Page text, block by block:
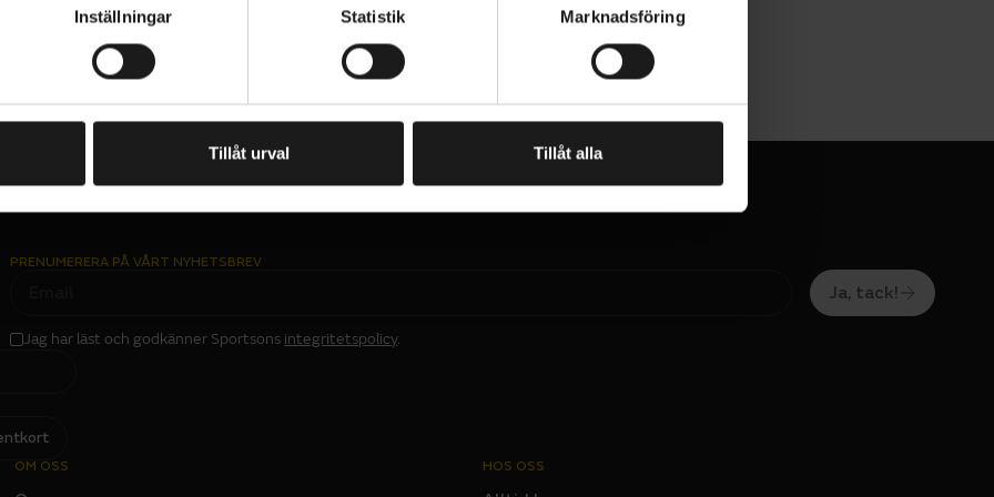
Inställningar Statistik Marknadsföring
Tillåt urval Tillåt alla
PRENUMERERA PÅ VÅRT NYHETSBREV
I
Jag har läst och godkänner Sportsons integritetspolicy.
Ja, tack!
OM OSS HOS OSS